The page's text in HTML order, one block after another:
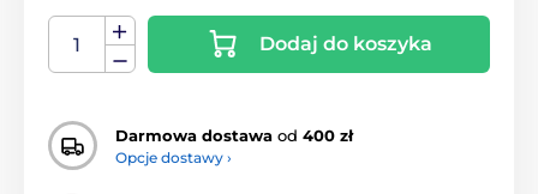
Dodaj do koszyka
Darmowa dostawa od 400 zł
Opcje dostawy ›